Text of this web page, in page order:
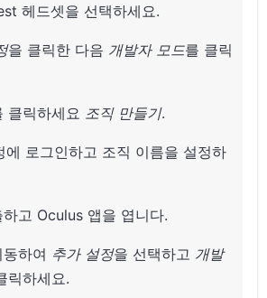
헤드셋을 선택하세요.
을 클릭한 다음 개발자 모드를 클릭
클릭하세요 조직 만들기.
에 로그인하고 조직 이름을 설정하
하고 Oculus 앱을 엽니다.
하여 추가 설정을 선택하고 개발
릭하세요.